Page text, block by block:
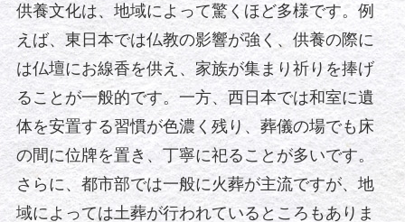
供養文化は、地域によって驚くほど多様です。例
えば、東日本では仏教の影響が強く、供養の際に
は仏壇にお線香を供え、家族が集まり祈りを捧げ
ることが一般的です。一方、西日本では和室に遺
体を安置する習慣が色濃く残り、葬儀の場でも床
の間に位牌を置き、丁寧に祀ることが多いです。
さらに、都市部では一般に火葬が主流ですが、地
域によっては土葬が行われているところもありま